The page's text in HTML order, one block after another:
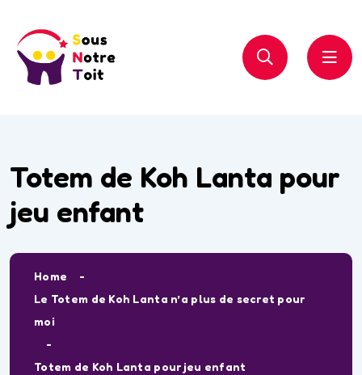
Totem de Koh Lanta pour
jeu enfant
Home
Le Totem de Koh Lanta n’a plus de secret pour
moi
Totem de Koh Lanta pour jeu enfant